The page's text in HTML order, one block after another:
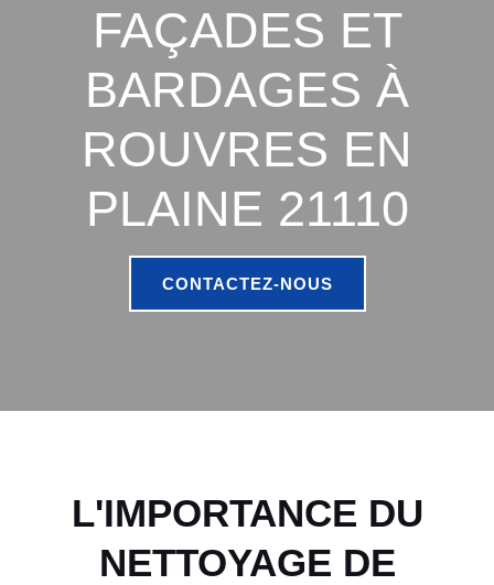
FAÇADES ET
BARDAGES À
ROUVRES EN
PLAINE 21110
CONTACTEZ-NOUS
L'IMPORTANCE DU
NETTOYAGE DE